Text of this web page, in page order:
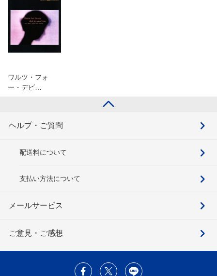
ワルツ・フォ
ー・デビ…
ヘルプ・ご質問
配送料について
支払い方法について
メールサービス
ご意見・ご感想